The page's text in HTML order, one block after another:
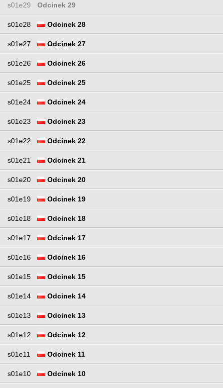
s01e29 Odcinek 29
s01e28 Odcinek 28
s01e27 Odcinek 27
s01e26 Odcinek 26
s01e25 Odcinek 25
s01e24 Odcinek 24
s01e23 Odcinek 23
s01e22 Odcinek 22
s01e21 Odcinek 21
s01e20 Odcinek 20
s01e19 Odcinek 19
s01e18 Odcinek 18
s01e17 Odcinek 17
s01e16 Odcinek 16
s01e15 Odcinek 15
s01e14 Odcinek 14
s01e13 Odcinek 13
s01e12 Odcinek 12
s01e11 Odcinek 11
s01e10 Odcinek 10